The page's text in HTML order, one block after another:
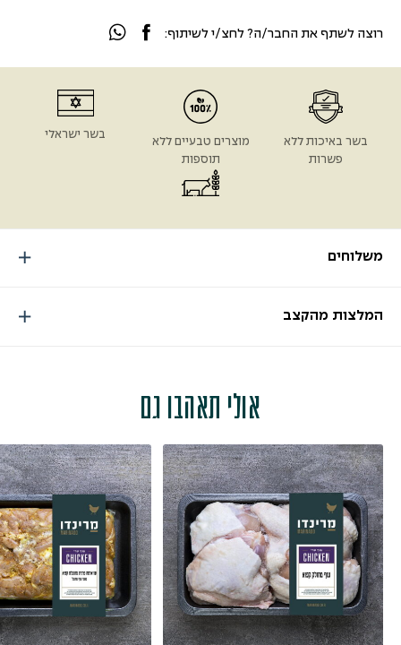
משלוחים
המלצות מהקצב
רוצה לשתף את החבר/ה? לחצ/י לשיתוף:
בשר באיכות ללא
פשרות
מוצרים טבעיים ללא
תוספות
בשר ישראלי
אולי תאהבו גם